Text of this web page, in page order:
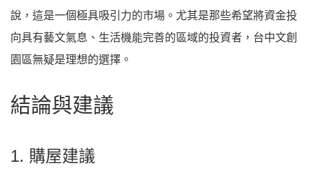
說，這是一個極具吸引力的市場。尤其是那些希望將資金投
向具有藝文氣息、生活機能完善的區域的投資者，台中文創
園區無疑是理想的選擇。
結論與建議
1. 購屋建議